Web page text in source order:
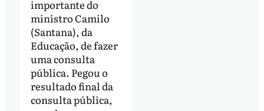
importante do
ministro Camilo
(Santana), da
Educação, de fazer
uma consulta
pública. Pegou o
resultado final da
consulta pública,